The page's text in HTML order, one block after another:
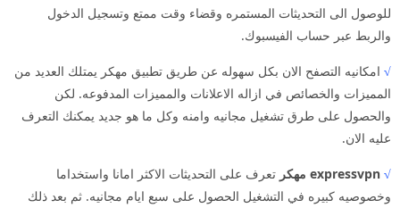
للوصول الى التحديثات المستمره وقضاء وقت ممتع وتسجيل الدخول
والربط عبر حساب الفيسبوك.
√ امكانيه التصفح الان بكل سهوله عن طريق تطبيق مهكر يمتلك العديد من
المميزات والخصائص في ازاله الاعلانات والمميزات المدفوعه. لكن
والحصول على طرق تشغيل مجانيه وامنه وكل ما هو جديد يمكنك التعرف
عليه الان.
√ expressvpn مهكر
تعرف على التحديثات الاكثر امانا واستخداما
وخصوصيه كبيره في التشغيل الحصول على سبع ايام مجانيه. ثم بعد ذلك